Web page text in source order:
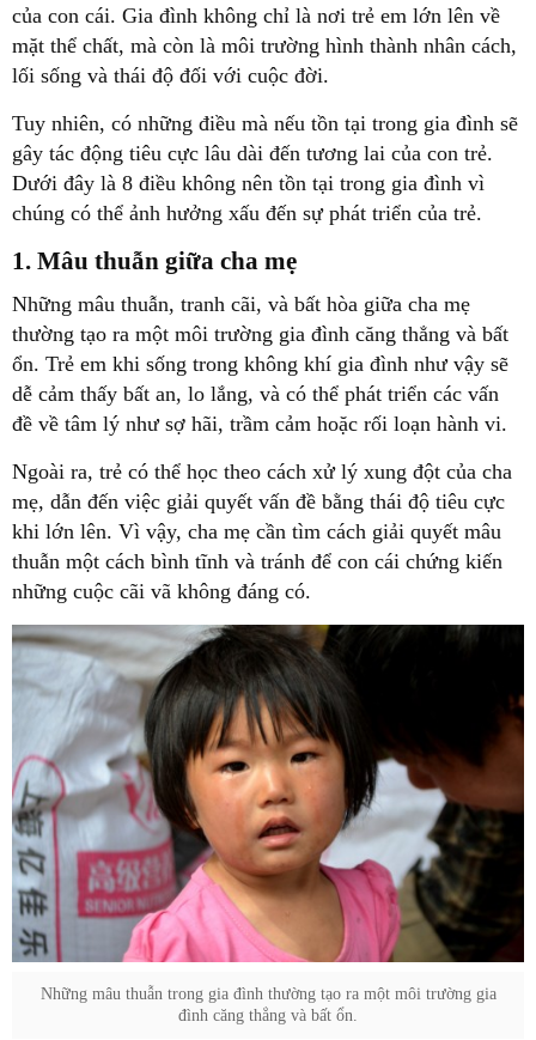
của con cái. Gia đình không chỉ là nơi trẻ em lớn lên về
mặt thể chất, mà còn là môi trường hình thành nhân cách,
lối sống và thái độ đối với cuộc đời.
Tuy nhiên, có những điều mà nếu tồn tại trong gia đình sẽ
gây tác động tiêu cực lâu dài đến tương lai của con trẻ.
Dưới đây là 8 điều không nên tồn tại trong gia đình vì
chúng có thể ảnh hưởng xấu đến sự phát triển của trẻ.
1. Mâu thuẫn giữa cha mẹ
Những mâu thuẫn, tranh cãi, và bất hòa giữa cha mẹ
thường tạo ra một môi trường gia đình căng thẳng và bất
ổn. Trẻ em khi sống trong không khí gia đình như vậy sẽ
dễ cảm thấy bất an, lo lắng, và có thể phát triển các vấn
đề về tâm lý như sợ hãi, trầm cảm hoặc rối loạn hành vi.
Ngoài ra, trẻ có thể học theo cách xử lý xung đột của cha
mẹ, dẫn đến việc giải quyết vấn đề bằng thái độ tiêu cực
khi lớn lên. Vì vậy, cha mẹ cần tìm cách giải quyết mâu
thuẫn một cách bình tĩnh và tránh để con cái chứng kiến
những cuộc cãi vã không đáng có.
Những mâu thuẫn trong gia đình thường tạo ra một môi trường gia
đình căng thẳng và bất ổn.